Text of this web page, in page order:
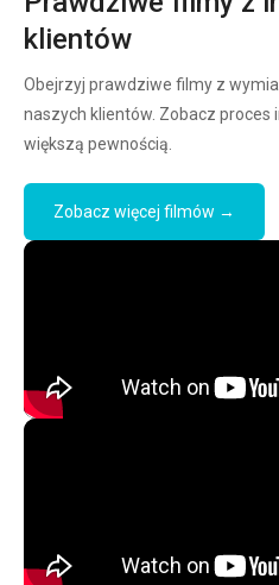
klientów
Obejrzyj prawdziwe filmy z
naszych klientów. Zobacz proces
większą pewnością.
Zobacz więcej filmów →